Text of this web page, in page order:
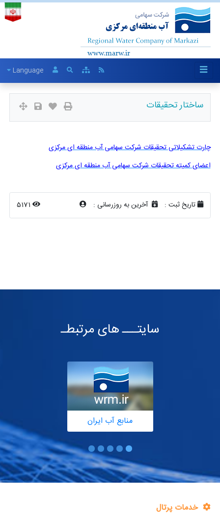
Language
ساختار تحقیقات
چارت تشکیلاتی تحقیقات شرکت سهامی آب منطقه ای مرکزی
اعضای کمیته تحقیقات شرکت سهامی آب منطقه ای مرکزی
تاریخ ثبت : آخرین به روزرسانی : 5171
سایتـــ های مرتبطـ
منابع آب ایران
خدمات پرتال